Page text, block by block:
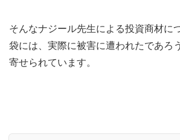
そんなナジール先生による投資商材に
袋には、実際に被害に遭われたであろ
寄せられています。